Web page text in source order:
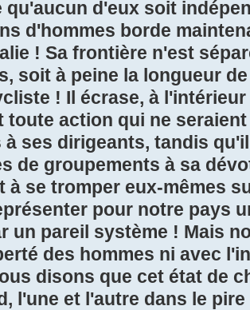
qu'aucun d'eux soit
d'hommes borde
! Sa frontière n'est
soit à peine la longueur
! Il écrase, à
toute action qui ne
à ses dirigeants, tandis
de groupements à sa
à se tromper eux-mêmes
pour notre pays
un pareil système ! Mais
des hommes ni avec
disons que cet état de
l'une et l'autre dans le pire